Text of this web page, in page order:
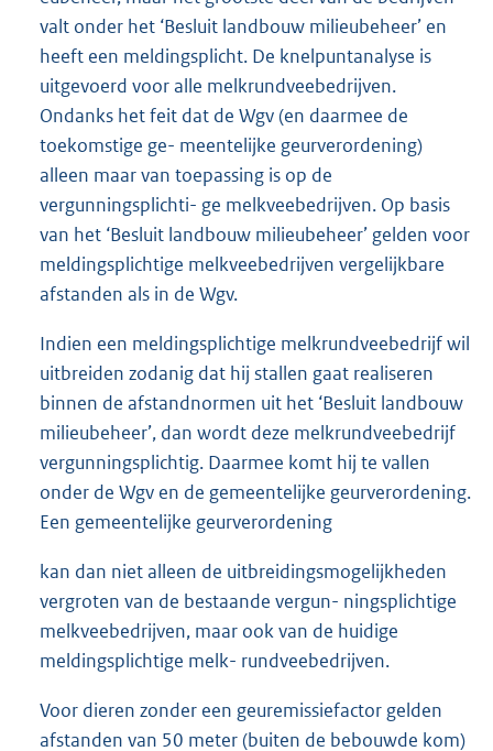
valt onder het ‘Besluit landbouw milieubeheer’ en
heeft een meldingsplicht. De knelpuntanalyse is
uitgevoerd voor alle melkrundveebedrijven.
Ondanks het feit dat de Wgv (en daarmee de
toekomstige ge- meentelijke geurverordening)
alleen maar van toepassing is op de
vergunningsplichti- ge melkveebedrijven. Op basis
van het ‘Besluit landbouw milieubeheer’ gelden voor
meldingsplichtige melkveebedrijven vergelijkbare
afstanden als in de Wgv.
Indien een meldingsplichtige melkrundveebedrijf wil
uitbreiden zodanig dat hij stallen gaat realiseren
binnen de afstandnormen uit het ‘Besluit landbouw
milieubeheer’, dan wordt deze melkrundveebedrijf
vergunningsplichtig. Daarmee komt hij te vallen
onder de Wgv en de gemeentelijke geurverordening.
Een gemeentelijke geurverordening
kan dan niet alleen de uitbreidingsmogelijkheden
vergroten van de bestaande vergun- ningsplichtige
melkveebedrijven, maar ook van de huidige
meldingsplichtige melk- rundveebedrijven.
Voor dieren zonder een geuremissiefactor gelden
afstanden van 50 meter (buiten de bebouwde kom)